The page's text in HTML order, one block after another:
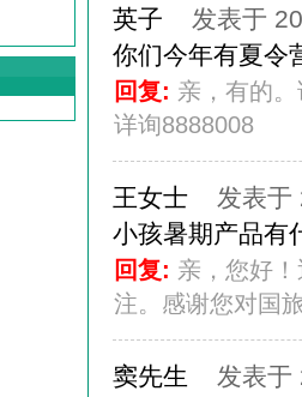
英子 发表于
你们今年有夏令
回复: 亲，有的
详询8888008
王女士 发表于
小孩暑期产品有
回复: 亲，您好
注。感谢您对国
窦先生 发表于